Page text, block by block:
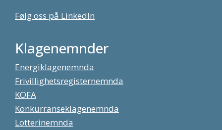
Følg oss på LinkedIn
Klagenemnder
Energiklagenemnda
Frivillighetsregisternemnda
KOFA
Konkurranseklagenemnda
Lotterinemnda